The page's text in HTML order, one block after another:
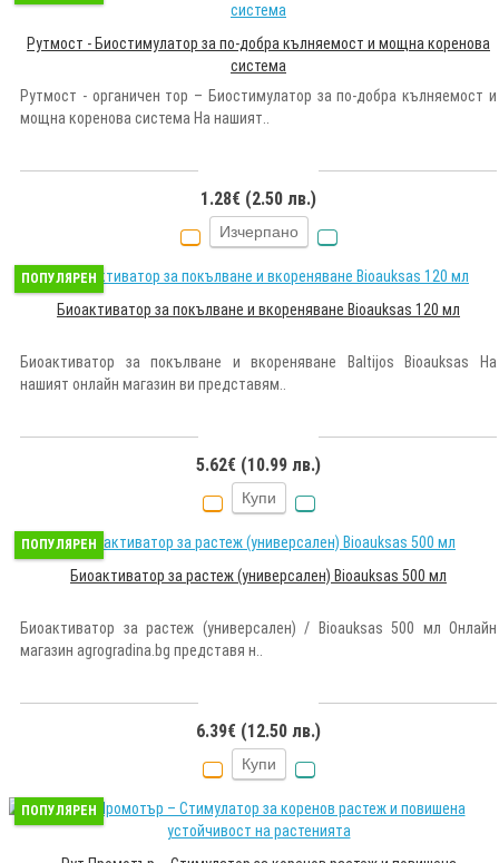
Рутмост - Биостимулатор за по-добра кълняемост и мощна коренова
система
Рутмост - органичен тор – Биостимулатор за по-добра кълняемост и
мощна коренова система На нашият..
1.28€ (2.50 лв.)
Изчерпано
ПОПУЛЯРЕН
Биоактиватор за покълване и вкореняване Bioauksas 120 мл
Биоактиватор за покълване и вкореняване Baltijos Bioauksas На
нашият онлайн магазин ви представям..
5.62€ (10.99 лв.)
Купи
ПОПУЛЯРЕН
Биоактиватор за растеж (универсален) Bioauksas 500 мл
Биоактиватор за растеж (универсален) / Bioauksas 500 мл Онлайн
магазин agrogradina.bg представя н..
6.39€ (12.50 лв.)
Купи
ПОПУЛЯРЕН